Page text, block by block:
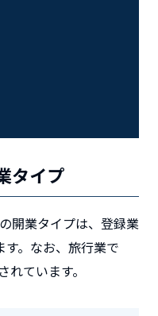
タイプ
開業タイプは、登録業
。なお、旅行業で
ています。